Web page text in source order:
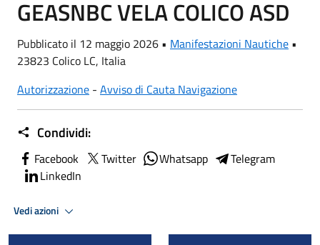
GEASNBC VELA COLICO ASD
Pubblicato il 12 maggio 2026 • Manifestazioni Nautiche •
23823 Colico LC, Italia
Autorizzazione - Avviso di Cauta Navigazione
Condividi:
Facebook Twitter Whatsapp
Telegram
LinkedIn
Vedi azioni